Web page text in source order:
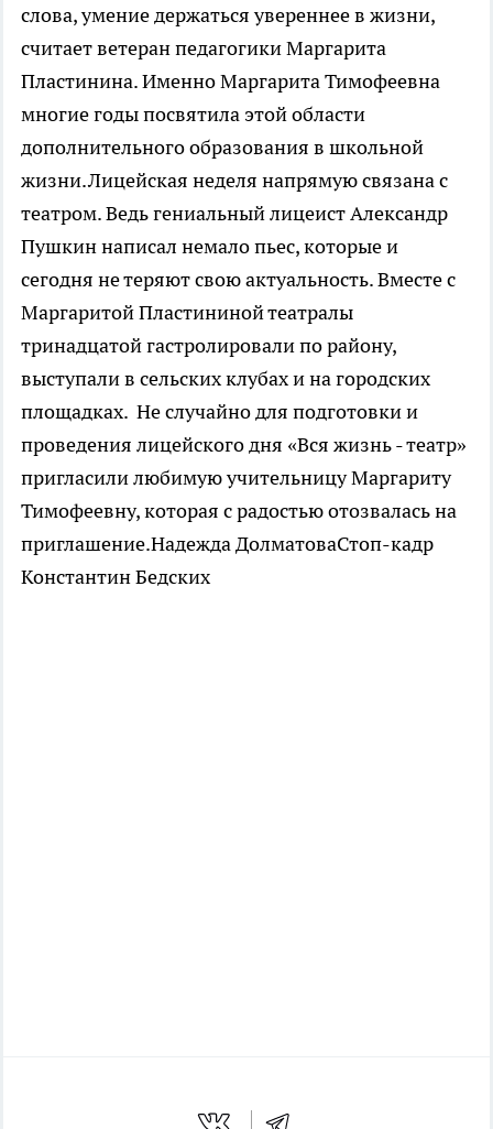
слова, умение держаться увереннее в жизни,
считает ветеран педагогики Маргарита
Пластинина. Именно Маргарита Тимофеевна
многие годы посвятила этой области
дополнительного образования в школьной
жизни.Лицейская неделя напрямую связана с
театром. Ведь гениальный лицеист Александр
Пушкин написал немало пьес, которые и
сегодня не теряют свою актуальность. Вместе с
Маргаритой Пластининой театралы
тринадцатой гастролировали по району,
выступали в сельских клубах и на городских
площадках. Не случайно для подготовки и
проведения лицейского дня «Вся жизнь - театр»
пригласили любимую учительницу Маргариту
Тимофеевну, которая с радостью отозвалась на
приглашение.Надежда ДолматоваСтоп-кадр
Константин Бедских